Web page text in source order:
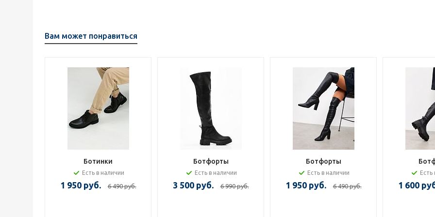
Вам может понравиться
Ботинки
Есть в наличии
1 950 руб. 6 490 руб.
Ботфорты
Есть в наличии
3 500 руб. 6 990 руб.
Ботфорты
Есть в наличии
1 950 руб. 6 490 руб.
Есть
1 600